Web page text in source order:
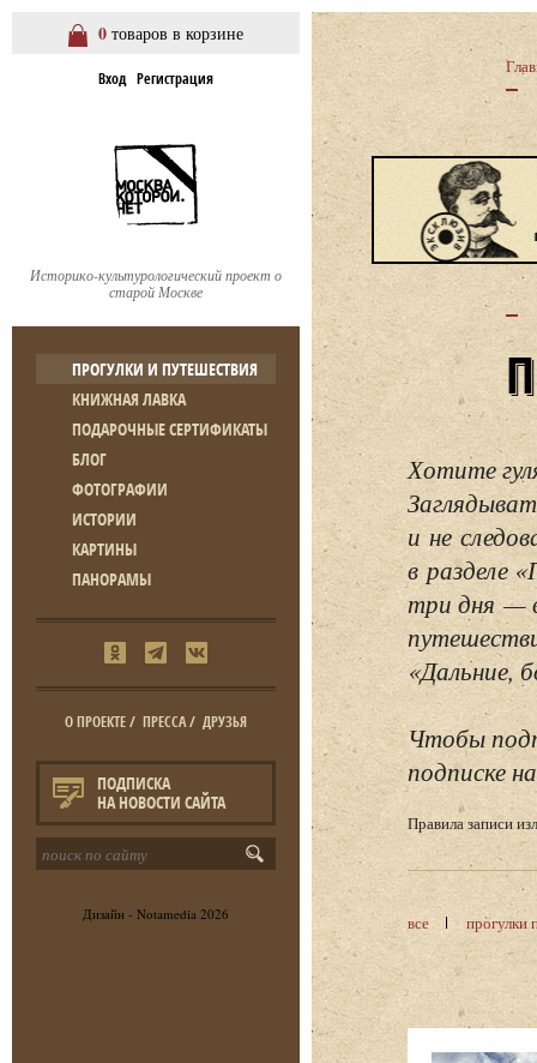
0 товаров в корзине
Вход Регистрация
Историко-культурологический проект о
старой Москве
ПРОГУЛКИ И ПУТЕШЕСТВИЯ
КНИЖНАЯ ЛАВКА
ПОДАРОЧНЫЕ СЕРТИФИКАТЫ
БЛОГ
ФОТОГРАФИИ
ИСТОРИИ
КАРТИНЫ
ПАНОРАМЫ
О ПРОЕКТЕ/ ПРЕССА/ ДРУЗЬЯ
ПОДПИСКА
НА НОВОСТИ САЙТА
Дизайн - Notamedia 2026
Хотите
и не
в разделе
три дня —
«Дальние,
Чтобы
подписке
Правила записи
все прогулки